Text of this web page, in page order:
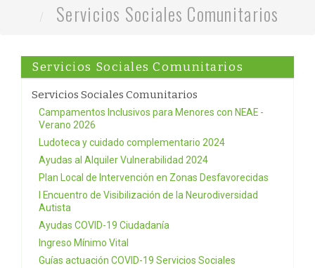
Servicios Sociales Comunitarios
Servicios Sociales Comunitarios
Servicios Sociales Comunitarios
Campamentos Inclusivos para Menores con NEAE -
Verano 2026
Ludoteca y cuidado complementario 2024
Ayudas al Alquiler Vulnerabilidad 2024
Plan Local de Intervención en Zonas Desfavorecidas
I Encuentro de Visibilización de la Neurodiversidad
Autista
Ayudas COVID-19 Ciudadanía
Ingreso Mínimo Vital
Guías actuación COVID-19 Servicios Sociales